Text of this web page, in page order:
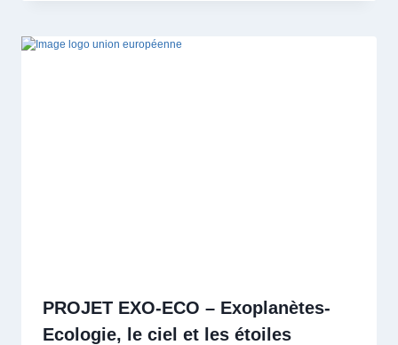
PROJET EXO-ECO – Exoplanètes-
Ecologie, le ciel et les étoiles